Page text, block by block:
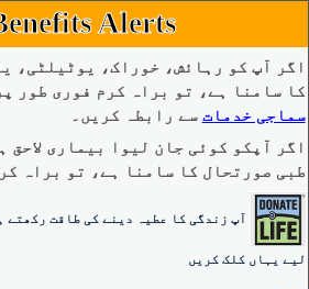
Alerts
اگر آپ کو رہائش، خوراک، یوٹیلٹی،
کا سامنا ہے، تو براہ کرم فوری طور
سماجی خدمات سے رابطہ کریں۔
اگر آپکو کوئی جان لیوا بیماری لاحق
طبی صورتحال کا سامنا ہے، تو براہ کرم 911 پر کال
آپ زندگی کا عطیہ دینے کی طاقت رکھتے
لیے یہاں کلک کریں